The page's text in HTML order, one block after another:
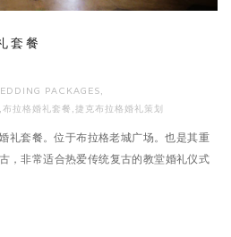
套餐
PACKAGES,
,布拉格婚礼套餐 ,捷克布拉格婚礼策划
礼套餐。位于布拉格老城广场。也是其重
，非常适合热爱传统复古的教堂婚礼仪式